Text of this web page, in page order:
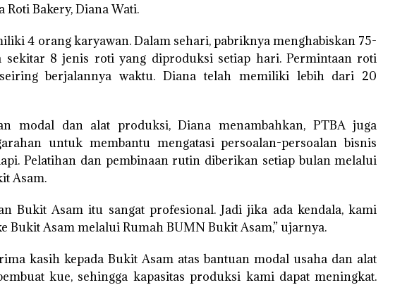
Bakery, Diana Wati.
4 orang karyawan. Dalam sehari, pabriknya menghabiskan 75-
sekitar 8 jenis roti yang diproduksi setiap hari. Permintaan roti
berjalannya waktu. Diana telah memiliki lebih dari 20
modal dan alat produksi, Diana menambahkan, PTBA juga
untuk membantu mengatasi persoalan-persoalan bisnis
Pelatihan dan pembinaan rutin diberikan setiap bulan melalui
Asam.
Bukit Asam itu sangat profesional. Jadi jika ada kendala, kami
Bukit Asam melalui Rumah BUMN Bukit Asam,” ujarnya.
kasih kepada Bukit Asam atas bantuan modal usaha dan alat
kue, sehingga kapasitas produksi kami dapat meningkat.